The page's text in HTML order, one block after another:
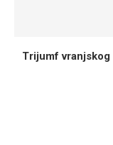
Trijumf vranjskog